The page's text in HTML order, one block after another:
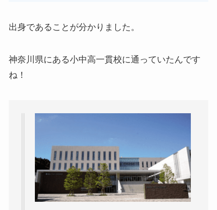
出身であることが分かりました。
神奈川県にある小中高一貫校に通っていたんです
ね！